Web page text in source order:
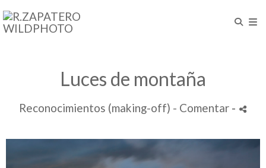
Luces de montaña
Reconocimientos (making-off) - Comentar -